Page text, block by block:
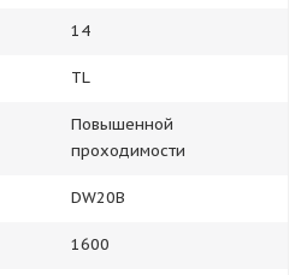
14
TL
Повышенной
проходимости
DW20B
1600